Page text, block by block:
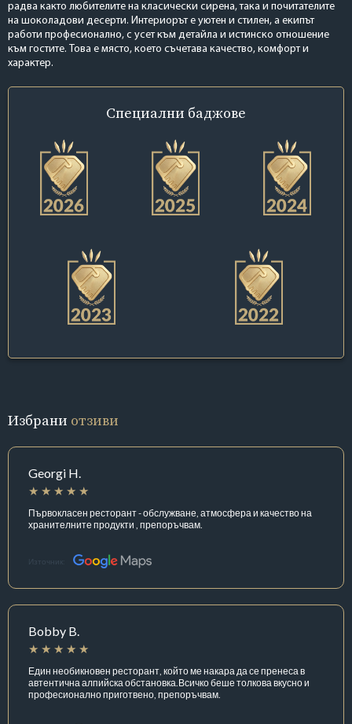
радва както любителите на класически сирена, така и почитателите
на шоколадови десерти. Интериорът е уютен и стилен, а екипът
работи професионално, с усет към детайла и истинско отношение
към гостите. Това е място, което съчетава качество, комфорт и
характер.
Специални баджове
Избрани отзиви
Georgi H.
Първокласен ресторант - обслужване, атмосфера и качество на
хранителните продукти , препоръчвам.
Източник:
Bobby B.
Един необикновен ресторант, който ме накара да се пренеса в
автентична алпийска обстановка.Всичко беше толкова вкусно и
професионално приготвено, препоръчвам.